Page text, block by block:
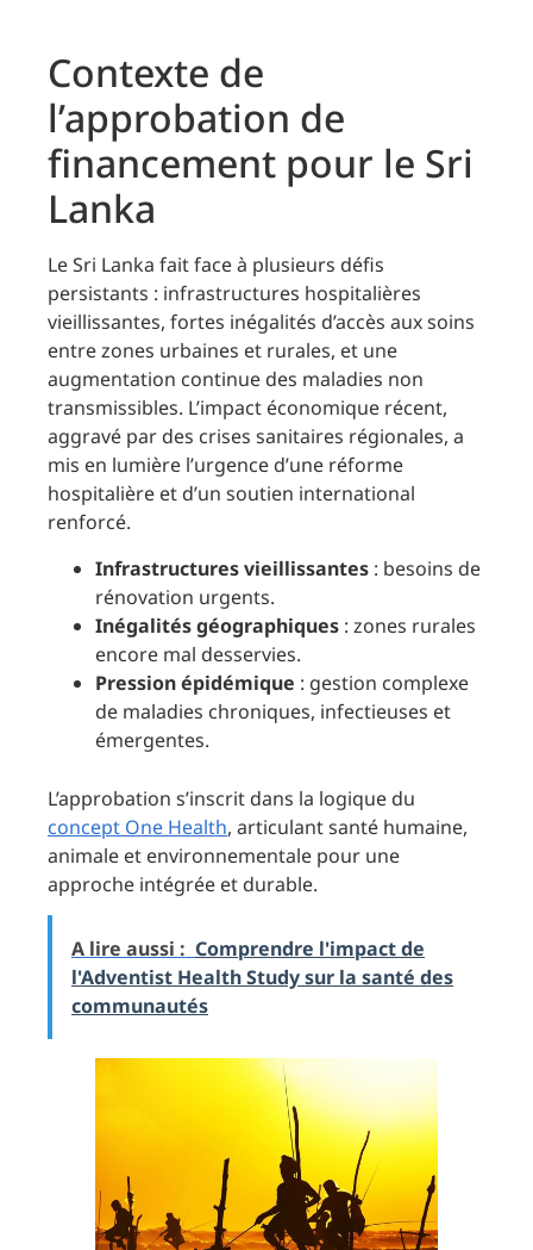
Contexte de
l’approbation de
financement pour le Sri
Lanka
Le Sri Lanka fait face à plusieurs défis
persistants : infrastructures hospitalières
vieillissantes, fortes inégalités d’accès aux soins
entre zones urbaines et rurales, et une
augmentation continue des maladies non
transmissibles. L’impact économique récent,
aggravé par des crises sanitaires régionales, a
mis en lumière l’urgence d’une réforme
hospitalière et d’un soutien international
renforcé.
Infrastructures vieillissantes : besoins de
rénovation urgents.
Inégalités géographiques : zones rurales
encore mal desservies.
Pression épidémique : gestion complexe
de maladies chroniques, infectieuses et
émergentes.
L’approbation s’inscrit dans la logique du
concept One Health, articulant santé humaine,
animale et environnementale pour une
approche intégrée et durable.
A lire aussi : Comprendre l'impact de
l'Adventist Health Study sur la santé des
communautés